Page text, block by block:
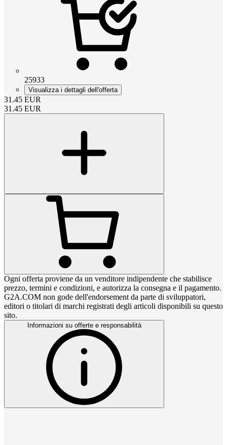
25933
Visualizza i dettagli dell'offerta
31.45 EUR
31.45 EUR
Ogni offerta proviene da un venditore indipendente che stabilisce
prezzo, termini e condizioni, e autorizza la consegna e il pagamento.
G2A.COM non gode dell'endorsement da parte di sviluppatori,
editori o titolari di marchi registrati degli articoli disponibili su questo
sito.
Informazioni su offerte e responsabilità